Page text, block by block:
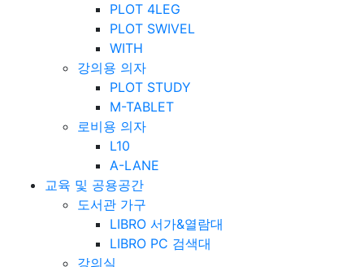
PLOT 4LEG
PLOT SWIVEL
WITH
강의용 의자
PLOT STUDY
M-TABLET
로비용 의자
L10
A-LANE
교육 및 공용공간
도서관 가구
LIBRO 서가&열람대
LIBRO PC 검색대
강의실